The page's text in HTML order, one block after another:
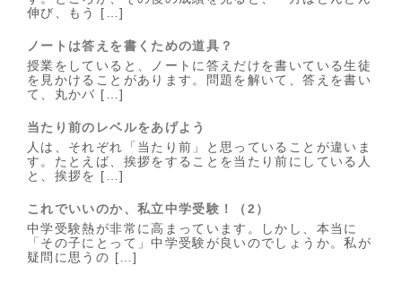
伸び、もう […]
ノートは答えを書くための道具？
授業をしていると、ノートに答えだけを書いている生徒
を見かけることがあります。問題を解いて、答えを書い
て、丸かバ […]
当たり前のレベルをあげよう
人は、それぞれ「当たり前」と思っていることが違いま
す。たとえば、挨拶をすることを当たり前にしている人
と、挨拶を […]
これでいいのか、私立中学受験！（2）
中学受験熱が非常に高まっています。しかし、本当に
「その子にとって」中学受験が良いのでしょうか。私が
疑問に思うの […]